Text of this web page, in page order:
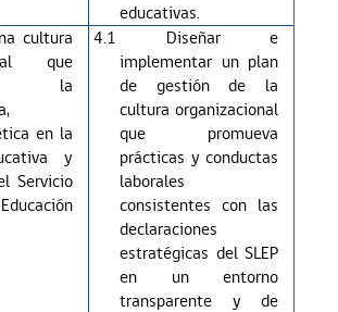
educativas.
cultura
que
la
en la
y
Servicio
4.1 Diseñar e
implementar un plan
de gestión de la
cultura organizacional
que promueva
prácticas y conductas
laborales
consistentes con las
declaraciones
estratégicas del SLEP
en un entorno
transparente y de